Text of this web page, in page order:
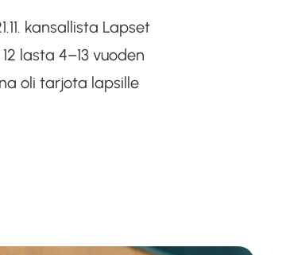
kansallista Lapset
lasta 4–13 vuoden
oli tarjota lapsille